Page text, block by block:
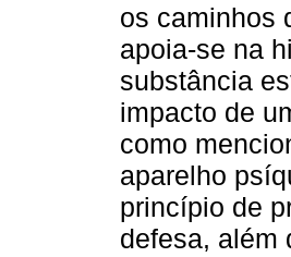
os caminhos
apoia-se na
substância
impacto de
como
aparelho
princípio de
defesa, além